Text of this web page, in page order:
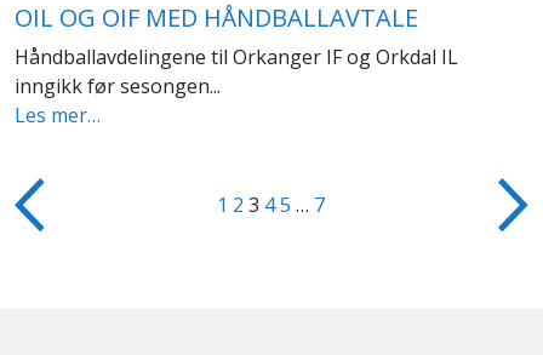
OIL OG OIF MED HÅNDBALLAVTALE
Håndballavdelingene til Orkanger IF og Orkdal IL
inngikk før sesongen...
Les mer…
1 2 3 45 … 7